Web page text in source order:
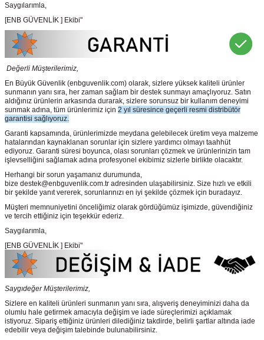
Saygılarımla,
[ENB GÜVENLİK ] Ekibi"
Değerli Müşterilerimiz,
En Büyük Güvenlik (enbguvenlik.com) olarak, sizlere yüksek kaliteli ürünler
sunmanın yanı sıra, her zaman sağlam bir destek sunmayı amaçlıyoruz. Satın
aldığınız ürünlerin arkasında durarak, sizlere sorunsuz bir kullanım deneyimi
sunmak adına, tüm ürünlerimiz için 2 yıl süresince geçerli resmi distribütör
garantisi sağlıyoruz.
Garanti kapsamında, ürünlerimizde meydana gelebilecek üretim veya malzeme
hatalarından kaynaklanan sorunlar için sizlere yardımcı olmayı taahhüt
ediyoruz. Garanti süresi boyunca, olası sorunları çözmek ve ürünlerinizin tam
işlevselliğini sağlamak adına profesyonel ekibimiz sizlerle birlikte olacaktır.
Herhangi bir sorun yaşamanız durumunda,
bize destek@enbguvenlik.com.tr adresinden ulaşabilirsiniz. Size hızlı ve etkili
bir şekilde yanıt vererek, sorunlarınızı en iyi şekilde çözmek için buradayız.
Müşteri memnuniyetini önceliğimiz olarak gördüğümüz işimizde, güvendiğiniz
ve tercih ettiğiniz için teşekkür ederiz.
Saygılarımla,
[ENB GÜVENLİK ] Ekibi"
Saygıdeğer Müşterilerimiz,
Sizlere en kaliteli ürünleri sunmanın yanı sıra, alışveriş deneyiminizi daha da
olumlu hale getirmek amacıyla değişim ve iade süreçlerimizi açıklamak
istiyoruz. Sipariş ettiğiniz ürünleri dilediğiniz takdirde, belirli şartlar altında iade
edebilir veya değişim talebinde bulunabilirsiniz.